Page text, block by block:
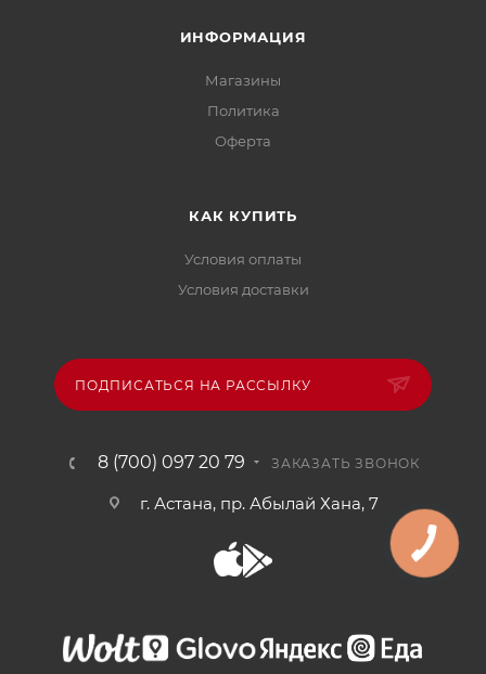
ИНФОРМАЦИЯ
Магазины
Политика
Офертa
КАК КУПИТЬ
Условия оплаты
Условия доставки
ПОДПИСАТЬСЯ НА РАССЫЛКУ
8 (700) 097 20 79 ЗАКАЗАТЬ ЗВОНОК
г. Астана, пр. Абылай Хана, 7